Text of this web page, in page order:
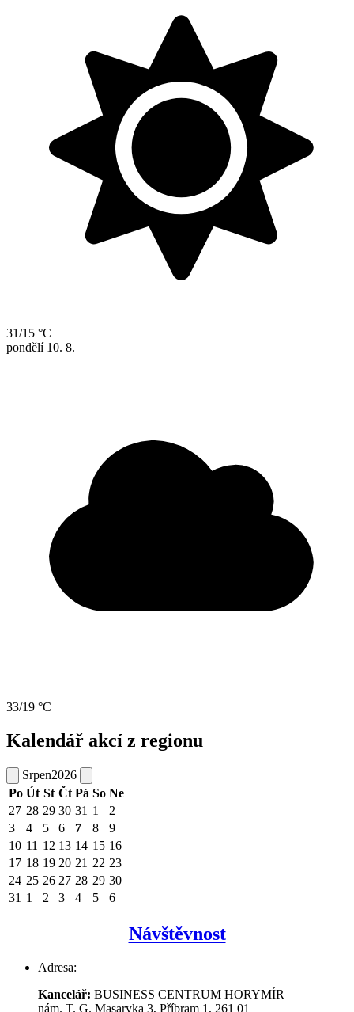
31/15 °C
pondělí 10. 8.
33/19 °C
Kalendář akcí z regionu
Srpen2026
Po Út St Čt Pá So Ne
27 28 29 30 31 1
2
3
4 5 6 7 8
9
10 11 12 13 14 15 16
17 18 19 20 21 22 23
24 25 26 27 28 29 30
31 1 2 3 4 5 6
Návštěvnost
Adresa:
Kancelář: BUSINESS CENTRUM HORYMÍR
nám. T. G. Masaryka 3, Příbram 1, 261 01